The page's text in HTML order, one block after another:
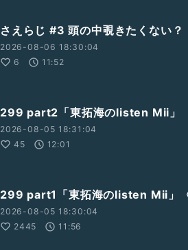
さえらじ #3 頭の中覗きたくない？
2026-08-06 18:30:04
6
11:52
299 part2「東拓海のlisten Mii」
2026-08-05 18:31:04
45
12:01
299 part1「東拓海のlisten Mii」〈
2026-08-05 18:30:04
2445
11:56